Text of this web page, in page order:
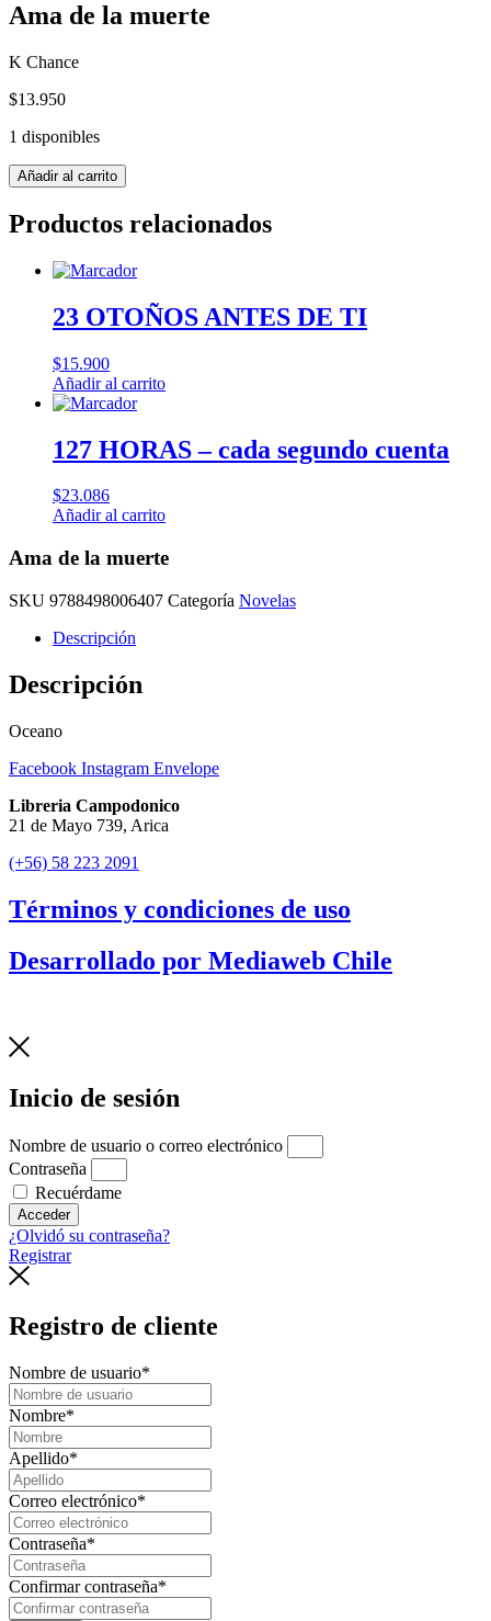
Ama de la muerte
K Chance
$13.950
1 disponibles
Ama
de
la
muerte
Añadir al carrito
Productos relacionados
23 OTOÑOS ANTES DE TI
$15.900
Añadir al carrito
127 HORAS – cada segundo cuenta
$23.086
Añadir al carrito
Ama de la muerte
SKU 9788498006407 Categoría Novelas
Descripción
Descripción
Oceano
Facebook Instagram Envelope
Libreria Campodonico
21 de Mayo 739, Arica
(+56) 58 223 2091
Términos y condiciones de uso
Desarrollado por Mediaweb Chile
Inicio de sesión
Nombre de usuario o correo electrónico
Contraseña
Recuérdame
Acceder
¿Olvidó su contraseña?
Registrar
Registro de cliente
Nombre de usuario*
Nombre*
Apellido*
Correo electrónico*
Contraseña*
Confirmar contraseña*